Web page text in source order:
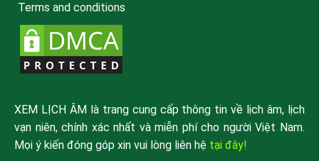
Terms and conditions
XEM LỊCH ÂM là trang cung cấp thông tin về lịch âm, lịch
vạn niên, chính xác nhất và miễn phí cho người Việt Nam.
Mọi ý kiến đóng góp xin vui lòng liên hệ tại đây!